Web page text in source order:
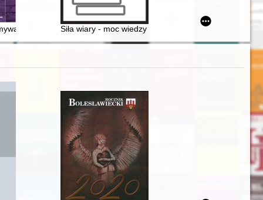
a Mazowszanami w pierwszej połowie XV w. na przykładzie
jest się przecież mężczyzną" : obrazy męskości w
Siła wiary - moc wiedzy : amulety i numizmaty w